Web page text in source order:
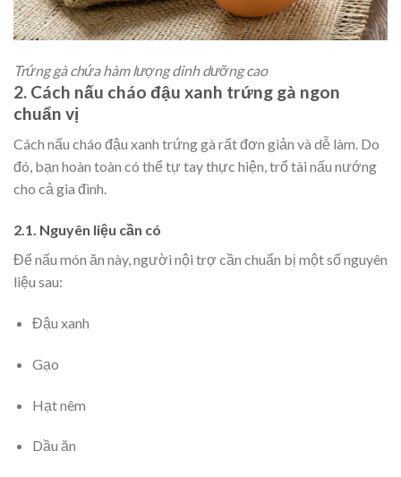
Trứng gà chứa hàm lượng dinh dưỡng cao
2. Cách nấu cháo đậu xanh trứng gà ngon
chuẩn vị
Cách nấu cháo đậu xanh trứng gà rất đơn giản và dễ làm. Do
đó, bạn hoàn toàn có thể tự tay thực hiện, trổ tài nấu nướng
cho cả gia đình.
2.1. Nguyên liệu cần có
Để nấu món ăn này, người nội trợ cần chuẩn bị một số nguyên
liệu sau:
Đậu xanh
Gạo
Hạt nêm
Dầu ăn